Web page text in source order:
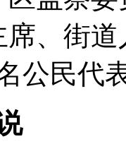
席、街
公民代